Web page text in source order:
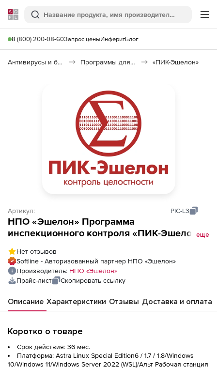
Softline
Поиск
8 (800) 200-08-60Запрос ценыИнферитБлог
Антивирусы и безопасность Программы для защиты информации «ПИК-Эшелон»
Артикул: PIC-L3
НПО «Эшелон» Программа
инспекционного контроля «ПИК-Эшелон»,
еще
Нет отзывов
Softline - Авторизованный партнер НПО «Эшелон»
Производитель: НПО «Эшелон»
Прайс-лист
Скопировать ссылку
Описание Характеристики Отзывы Доставка и оплата
Коротко о товаре
Срок действия: 36 мес.
Платформа: Astra Linux Special Edition6 / 1.7 / 1.8/Windows
10/Windows 11/Windows Server 2022 (WSL)/Альт Рабочая станция